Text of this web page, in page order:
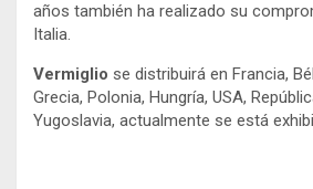
años también ha realizado su
Italia.
Vermiglio se distribuirá en Francia,
Grecia, Polonia, Hungría, USA,
Yugoslavia, actualmente se está